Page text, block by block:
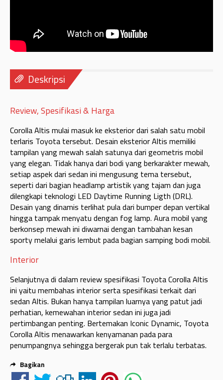
Deskripsi
Review, Spesifikasi & Harga
Corolla Altis mulai masuk ke eksterior dari salah satu mobil
terlaris Toyota tersebut. Desain eksterior Altis memiliki
tampilan yang mewah salah satunya dari geometris mobil
yang elegan. Tidak hanya dari bodi yang berkarakter mewah,
setiap aspek dari sedan ini mengusung tema tersebut,
seperti dari bagian headlamp artistik yang tajam dan juga
dilengkapi teknologi LED Daytime Running Ligth (DRL).
Desain yang dinamis terlihat pula dari bumper depan vertikal
hingga tampak menyatu dengan fog lamp. Aura mobil yang
berkonsep mewah ini diwarnai dengan tambahan kesan
sporty melalui garis lembut pada bagian samping bodi mobil.
Interior
Selanjutnya di dalam review spesifikasi Toyota Corolla Altis
ini yaitu membahas interior serta spesifikasi terkait dari
sedan Altis. Bukan hanya tampilan luarnya yang patut jadi
perhatian, kemewahan interior sedan ini juga jadi
pertimbangan penting. Bertemakan Iconic Dynamic, Toyota
Corolla Altis menawarkan kenyamanan pada para
penumpangnya sehingga bergerak pun tak terlalu terbatas.
Bagikan